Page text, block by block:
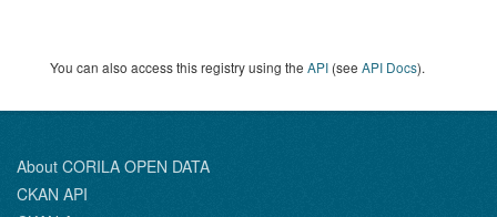
You can also access this registry using the API (see API Docs).
About CORILA OPEN DATA
CKAN API